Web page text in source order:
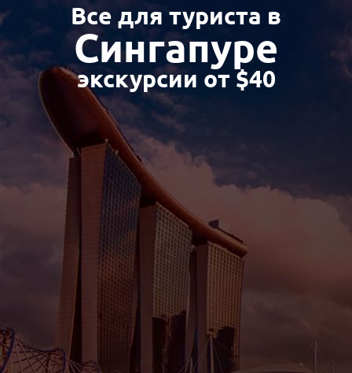
Все для туриста в
Сингапуре
экскурсии от $40